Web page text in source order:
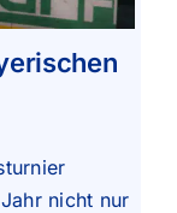
nicht nur